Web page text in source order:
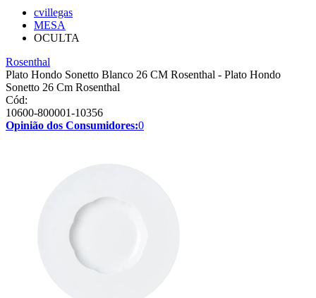
cvillegas
MESA
OCULTA
Rosenthal
Plato Hondo Sonetto Blanco 26 CM Rosenthal - Plato Hondo
Sonetto 26 Cm Rosenthal
Cód:
10600-800001-10356
Opinião dos Consumidores:0